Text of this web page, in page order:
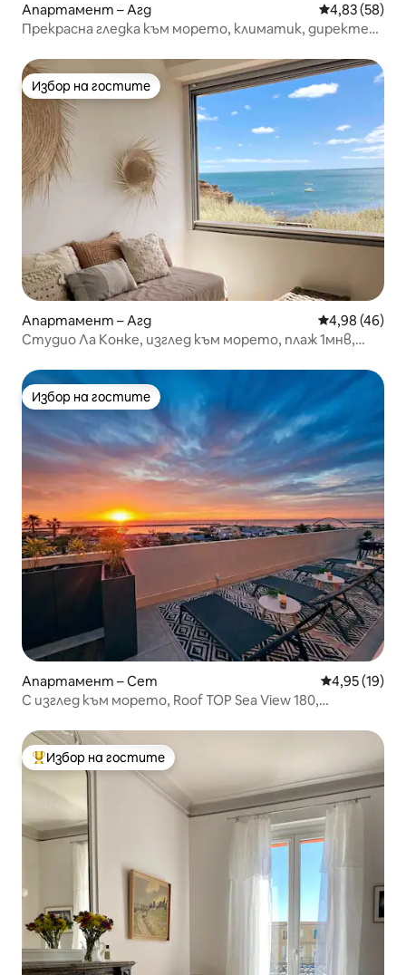
Апартамент – Агд Средна
4,83 (58)
Прекрасна гледка към морето, климатик, директен
Избор на гостите
Избор на гостите
Апартамент – Агд Средна
4,98 (46)
Студио Ла Конке, изглед към морето, плаж 1мнв,
Избор на гостите
Избор на гостите
Апартамент – Сет Средна
4,95 (19)
С изглед към морето, Roof TOP Sea View 180,
Най-популярен избор на гостите
Избор на гостите